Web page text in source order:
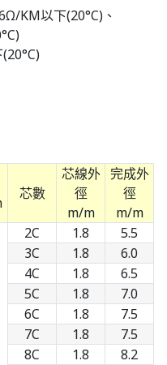
KM以下(20°C)、
芯數
芯線外
徑
m/m
完成外
徑
m/m
2C 1.8
5.5
3C
1.8
6.0
4C
1.8
6.5
5C
1.8
7.0
6C
1.8
7.5
7C
1.8
7.5
8C
1.8
8.2